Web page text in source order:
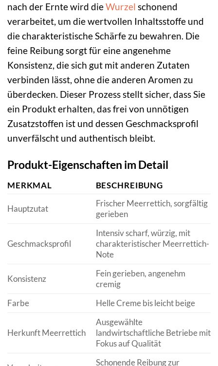
nach der Ernte wird dieWurzel schonend
verarbeitet, um die wertvollen Inhaltsstoffe und
die charakteristische Schärfe zu bewahren. Die
feine Reibung sorgt für eine angenehme
Konsistenz, die sich gut mit anderen Zutaten
verbinden lässt, ohne die anderen Aromen zu
überdecken. Dieser Prozess stellt sicher, dass Sie
ein Produkt erhalten, das frei von unnötigen
Zusatzstoffen ist und dessen Geschmacksprofil
unverfälscht und authentisch bleibt.
Produkt-Eigenschaften im Detail
MERKMAL BESCHREIBUNG
Hauptzutat
Frischer Meerrettich, sorgfältig
gerieben
Geschmacksprofil
Intensiv scharf, würzig, mit
charakteristischer Meerrettich-
Note
Konsistenz
Fein gerieben, angenehm
cremig
Farbe
Helle Creme bis leicht beige
Herkunft Meerrettich
Ausgewählte
landwirtschaftliche Betriebe mit
Fokus auf Qualität
Schonende Reibung zur